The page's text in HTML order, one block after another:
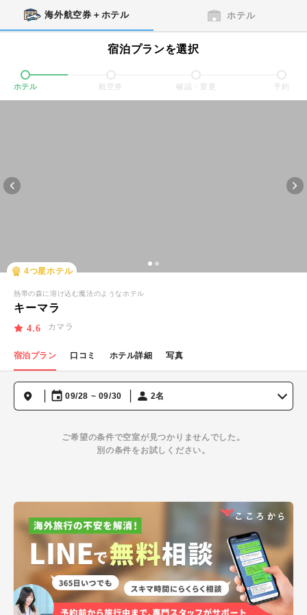
海外航空券＋ホテル ホテル
宿泊プランを選択
ホテル 航空券 確認・変更 予約
4つ星ホテル
熱帯の森に溶け込む魔法のようなホテル
キーマラ
4.6 カマラ
宿泊プラン 口コミ ホテル詳細 写真
09/28 ~ 09/30 2名
ご希望の条件で空室が見つかりませんでした。
別の条件をお試しください。